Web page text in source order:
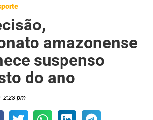
amazonense
suspenso
do ano
2:23 pm